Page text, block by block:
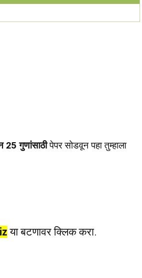
25 गुणांसाठीपेपर सोडवून पहा तुम्हाला
या बटणावर क्लिक करा.